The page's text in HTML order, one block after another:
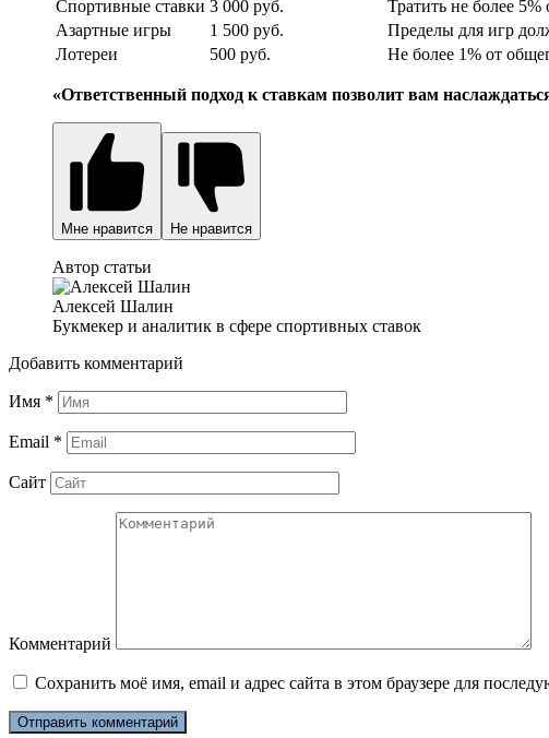
Спортивные ставки 3 000 руб.
Тратить не более
Азартные игры
1 500 руб.
Пределы для игр
Лотереи
500 руб. Не более 1% от
«Ответственный подход к ставкам позволит вам
Мне нравится Не нравится
Автор статьи
Алексей Шалин
Букмекер и аналитик в сфере спортивных ставок
Добавить комментарий
Имя *
Email *
Сайт
Комментарий
Сохранить моё имя, email и адрес сайта в этом браузере для